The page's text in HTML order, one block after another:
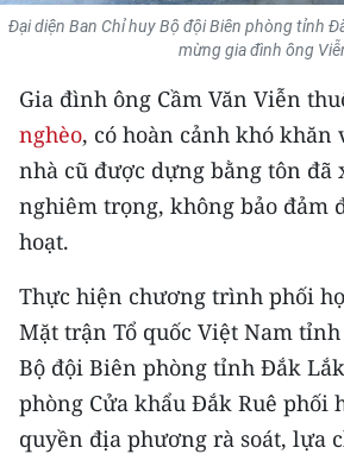
KIỂM CHỨNG THÔNG TIN
TRI THỨC CHUYÊN SÂU
54 DÂN TỘC VIỆT NAM
CHƯƠNG TRÌNH OCOP - MỖI XÃ
MỘT SẢN PHẨM
RADIO
MEDIA CENTER
E-Magazine
Đại diện Ban Chỉ huy Bộ đội Biên phòng tỉnh
mừng gia đình ông
Gia đình ông Cầm Văn Viễn
nghèo, có hoàn cảnh khó khăn
nhà cũ được dựng bằng tôn đã
nghiêm trọng, không bảo đảm
hoạt.
Thực hiện chương trình phối
Mặt trận Tổ quốc Việt Nam
Bộ đội Biên phòng tỉnh Đắk
phòng Cửa khẩu Đắk Ruê phối
quyền địa phương rà soát, lựa